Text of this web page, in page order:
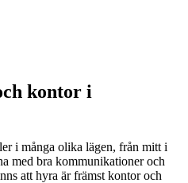
kontor i
i många olika lägen, från mitt i
med bra kommunikationer och
att hyra är främst kontor och